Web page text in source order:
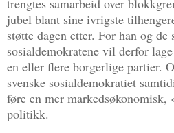
jubel blant sine ivrigste
støtte dagen etter. For han og de
sosialdemokratene vil derfor
en eller flere borgerlige partier.
svenske sosialdemokratiet
føre en mer
politikk.